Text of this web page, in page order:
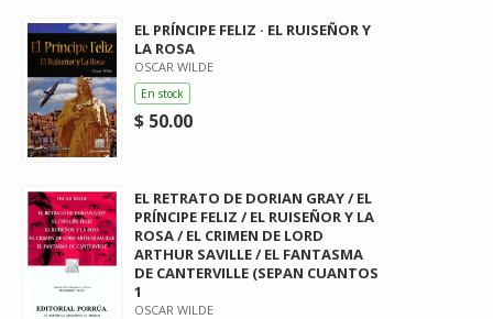
EL PRÍNCIPE FELIZ · EL RUISEÑOR Y
LA ROSA
OSCAR WILDE
En stock
$ 50.00
EL RETRATO DE DORIAN GRAY / EL
PRÍNCIPE FELIZ / EL RUISEÑOR Y LA
ROSA / EL CRIMEN DE LORD
ARTHUR SAVILLE / EL FANTASMA
DE CANTERVILLE (SEPAN CUANTOS
1
OSCAR WILDE